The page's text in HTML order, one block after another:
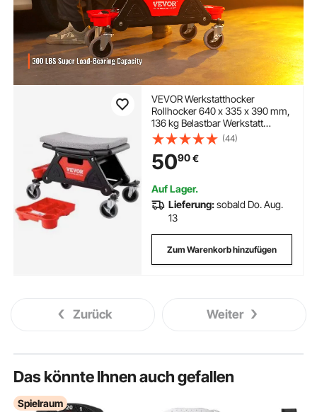
VEVOR Werkstatthocker
Rollhocker 640 x 335 x 390 mm,
136 kg Belastbar Werkstatt
Rollsitz Montagehocker
Garagenhocker, Werkstatt-
Arbeits-Hocker-Stuhl-Sitz inkl.
Aufbewahrungsbox & Paletten,
Mobil
(44)
5090€
Auf Lager.
Lieferung:sobald Do. Aug.
13
Zum Warenkorb hinzufügen
Zurück Weiter
Das könnte Ihnen auch gefallen
Spielraum